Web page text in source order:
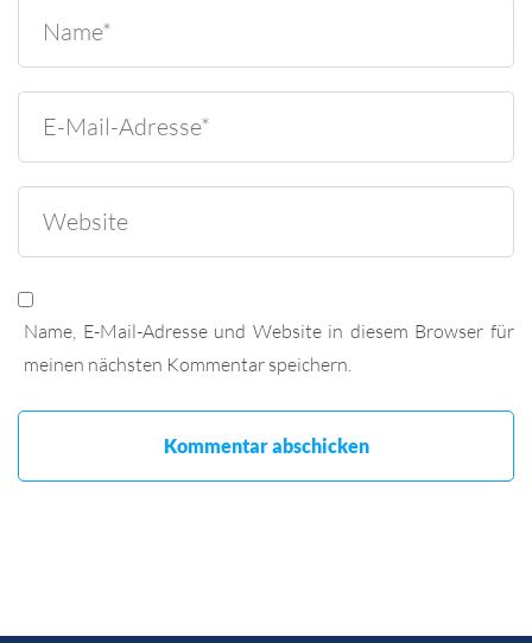
Name, E-Mail-Adresse und Website in diesem Browser für
meinen nächsten Kommentar speichern.